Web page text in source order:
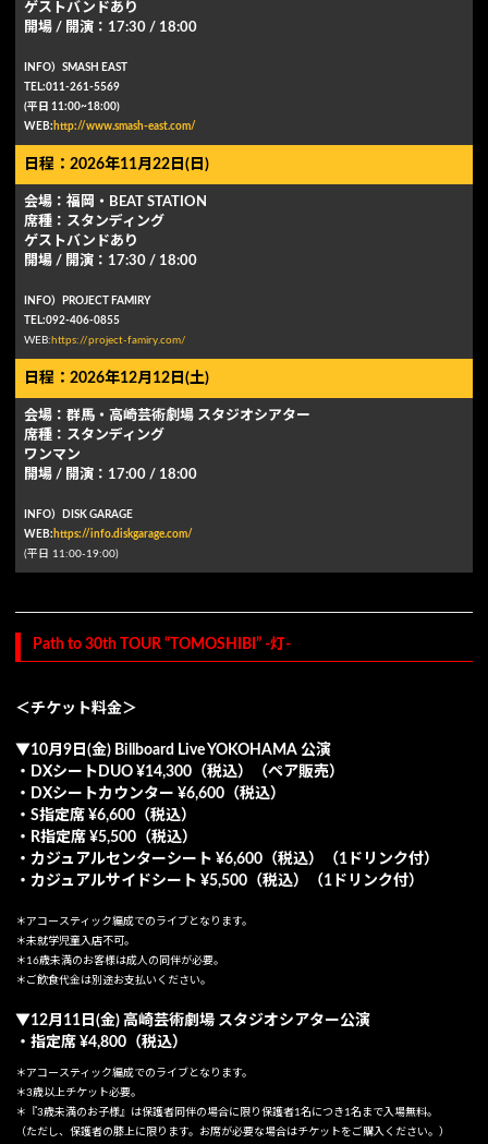
ゲストバンドあり
開場 / 開演：17:30 / 18:00
INFO）SMASH EAST
TEL:011-261-5569
(平日 11:00~18:00)
WEB: http://www.smash-east.com/
日程：2026年11月22日(日)
会場：福岡・BEAT STATION
席種：スタンディング
ゲストバンドあり
開場 / 開演：17:30 / 18:00
INFO）PROJECT FAMIRY
TEL:092-406-0855
WEB: https://project-famiry.com/
日程：2026年12月12日(土)
会場：群⾺・⾼崎芸術劇場 スタジオシアター
席種：スタンディング
ワンマン
開場 / 開演：17:00 / 18:00
INFO）DISK GARAGE
WEB: https://info.diskgarage.com/
(平⽇ 11:00-19:00)
Path to 30th TOUR “TOMOSHIBI” -灯-
＜チケット料金＞
▼10⽉9⽇(⾦) Billboard Live YOKOHAMA 公演
・DXシートDUO ¥14,300（税込）（ペア販売）
・DXシートカウンター ¥6,600（税込）
・S指定席 ¥6,600（税込）
・R指定席 ¥5,500（税込）
・カジュアルセンターシート ¥6,600（税込）（1ドリンク付）
・カジュアルサイドシート ¥5,500（税込）（1ドリンク付）
＊アコースティック編成でのライブとなります。
＊未就学児童⼊店不可。
＊16歳未満のお客様は成⼈の同伴が必要。
＊ご飲⾷代⾦は別途お⽀払いください。
▼12⽉11⽇(⾦) ⾼崎芸術劇場 スタジオシアター公演
・指定席 ¥4,800（税込）
＊アコースティック編成でのライブとなります。
＊3歳以上チケット必要。
＊『3歳未満のお⼦様』は保護者同伴の場合に限り保護者1名につき1名まで⼊場無料。
（ただし、保護者の膝上に限ります。お席が必要な場合はチケットをご購入ください。）